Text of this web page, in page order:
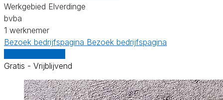
Werkgebied Elverdinge
bvba
1 werknemer
Bezoek bedrijfspagina Bezoek bedrijfspagina
Gratis - Vrijblijvend